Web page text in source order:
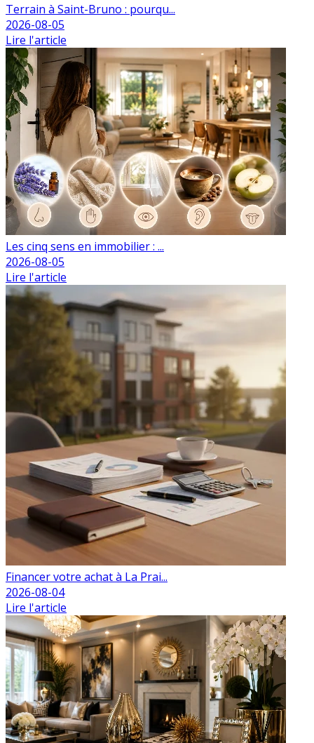
Terrain à Saint-Bruno : pourqu...
2026-08-05
Lire l'article
Les cinq sens en immobilier : ...
2026-08-05
Lire l'article
Financer votre achat à La Prai...
2026-08-04
Lire l'article